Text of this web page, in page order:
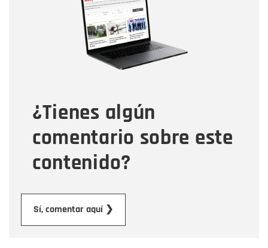
¿Tienes algún
comentario sobre este
contenido?
Sí, comentar aquí ❯
Correo electrónico
Tipo de comentario
Mensaje